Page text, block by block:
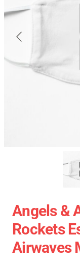
Angels &
Rockets
Airwaves